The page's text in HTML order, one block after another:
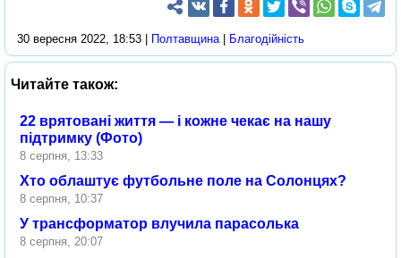
30 вересня 2022, 18:53 | Полтавщина| Благодійність
Читайте також:
22 врятовані життя — і кожне чекає на нашу
підтримку (Фото)
8 серпня, 13:33
Хто облаштує футбольне поле на Солонцях?
8 серпня, 10:37
У трансформатор влучила парасолька
8 серпня, 20:07